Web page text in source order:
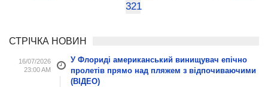
321
СТРІЧКА НОВИН
16/07/2026
23:00 AM
У Флориді американський винищувач епічно
пролетів прямо над пляжем з відпочиваючими
(ВІДЕО)